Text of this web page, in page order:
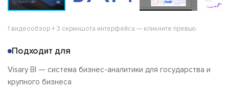
1 видеообзор + 3 скриншота интерфейса — кликните превью
Подходит для
Visary BI — система бизнес-аналитики для государства и
крупного бизнеса